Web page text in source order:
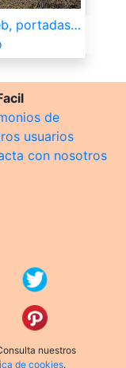
portadas…
de
usuarios
con nosotros
nuestros
de cookies.